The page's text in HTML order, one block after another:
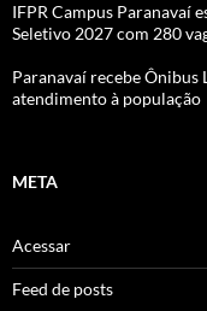
IFPR Campus Paranavaí
Seletivo 2027 com 280
Paranavaí recebe Ônibus
atendimento à população
META
Acessar
Feed de posts